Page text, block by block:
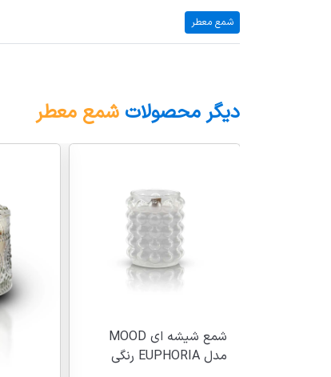
شمع معطر
دیگر محصولات شمع معطر
شمع شیشه ای MOOD
مدل EUPHORIA رنگی